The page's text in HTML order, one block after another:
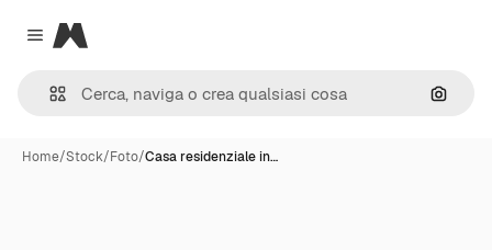
Close menu
Magnific
Cerca
Home/Stock/Foto/Casa residenziale in…